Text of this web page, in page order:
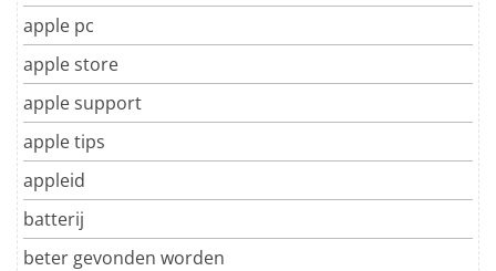
apple pc
apple store
apple support
apple tips
appleid
batterij
beter gevonden worden